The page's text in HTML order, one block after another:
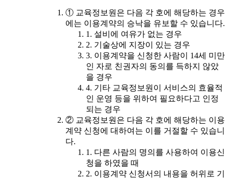
① 교육정보원은 다음 각 호에 해당하는 경우
에는 이용계약의 승낙을 유보할 수 있습니다.
1. 설비에 여유가 없는 경우
2. 기술상에 지장이 있는 경우
3. 이용계약을 신청한 사람이 14세 미만
인 자로 친권자의 동의를 득하지 않았
을 경우
4. 기타 교육정보원이 서비스의 효율적
인 운영 등을 위하여 필요하다고 인정
되는 경우
② 교육정보원은 다음 각 호에 해당하는 이용
계약 신청에 대하여는 이를 거절할 수 있습니
다.
1. 다른 사람의 명의를 사용하여 이용신
청을 하였을 때
2. 이용계약 신청서의 내용을 허위로 기